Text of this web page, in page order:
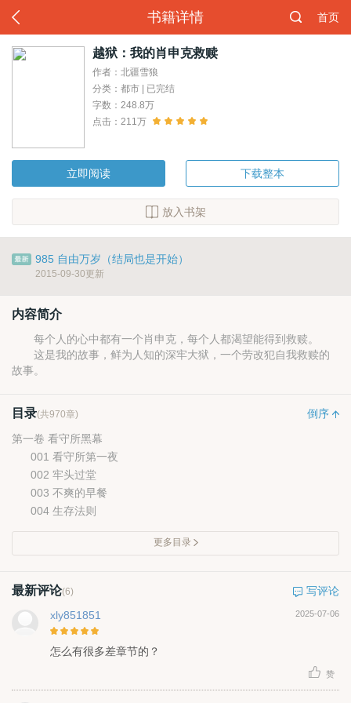
书籍详情 首页
越狱：我的肖申克救赎
作者：北疆雪狼
分类：都市 | 已完结
字数：248.8万
点击：211万
立即阅读 下载整本
放入书架
985 自由万岁（结局也是开始）
2015-09-30更新
内容简介
每个人的心中都有一个肖申克，每个人都渴望能得到救赎。
这是我的故事，鲜为人知的深牢大狱，一个劳改犯自我救赎的
故事。
目录(共970章)
倒序
第一卷 看守所黑幕
001 看守所第一夜
002 牢头过堂
003 不爽的早餐
004 生存法则
更多目录
最新评论(6)
写评论
xly851851
2025-07-06
怎么有很多差章节的？
赞